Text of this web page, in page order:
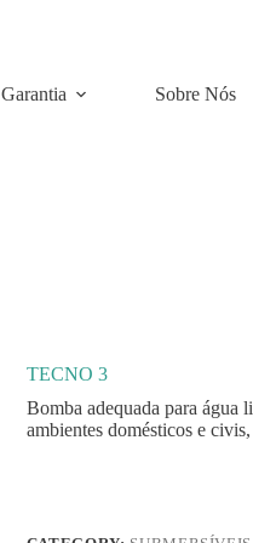
Garantia Sobre Nós
TECNO 3
Bomba adequada para água
ambientes domésticos e